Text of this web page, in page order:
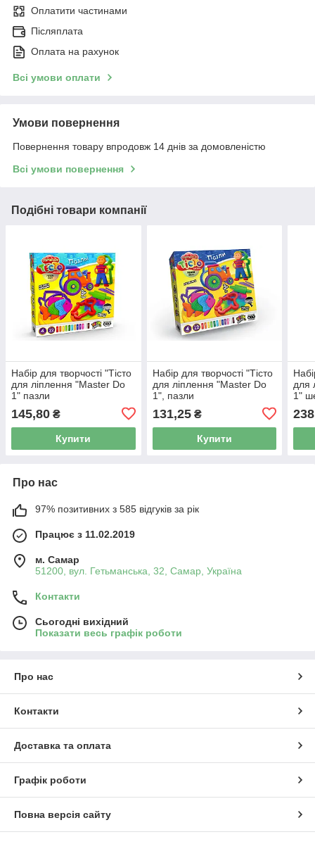
Оплатити частинами
Післяплата
Оплата на рахунок
Всі умови оплати
Умови повернення
Повернення товару впродовж 14 днів за домовленістю
Всі умови повернення
Подібні товари компанії
Набір для творчості "Тісто
для ліплення "Master Do
1" пазли
145,80 ₴
Купити
Набір для творчості "Тісто
для ліплення "Master Do
1", пазли
131,25₴
Купити
для
1"
Про нас
97% позитивних з 585 відгуків за рік
Працює з 11.02.2019
м. Самар
51200, вул. Гетьманська, 32, Самар, Україна
Контакти
Сьогодні вихідний
Показати весь графік роботи
Про нас
Контакти
Доставка та оплата
Графік роботи
Повна версія сайту